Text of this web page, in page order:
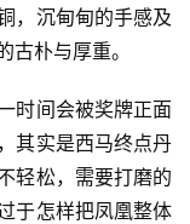
，沉甸甸的手感及
朴与厚重。
时间会被奖牌正面
其实是西马终点丹
轻松，需要打磨的
于怎样把凤凰整体